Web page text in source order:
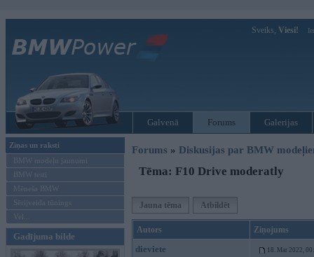
Sveiks, Viesi!
Galvenā Forums Galerijas
Ziņas un raksti
BMW modeļu jaunumi
BMW testi
Mēneša BMW
Sērijveida tūnings
Vel...
Gadījuma bilde
Forums » Diskusijas par BMW
Tēma: F10 Drive moderatly
Jauna tēma Atbildēt
Autors Ziņojums
dieviete 18. Mar 2022,